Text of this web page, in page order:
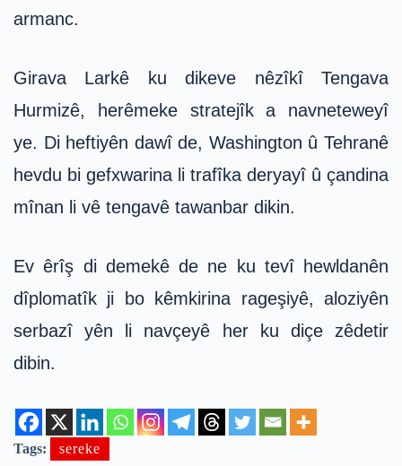
armanc.
Girava Larkê ku dikeve nêzîkî Tengava
Hurmizê, herêmeke stratejîk a navneteweyî
ye. Di heftiyên dawî de, Washington û Tehranê
hevdu bi gefxwarina li trafîka deryayî û çandina
mînan li vê tengavê tawanbar dikin.
Ev êrîş di demekê de ne ku tevî hewldanên
dîplomatîk ji bo kêmkirina rageşiyê, aloziyên
serbazî yên li navçeyê her ku diçe zêdetir
dibin.
Tags: sereke